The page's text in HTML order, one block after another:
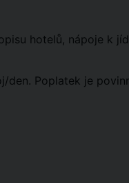
hotelů, nápoje k
den. Poplatek je